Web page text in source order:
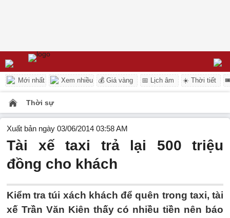
Mới nhất Xem nhiều 💰 Giá vàng 📅 Lịch âm ☀️ Thời tiết
Thời sự
Xuất bản ngày 03/06/2014 03:58 AM
Tài xế taxi trả lại 500 triệu
đồng cho khách
Kiểm tra túi xách khách để quên trong taxi, tài
xế Trần Văn Kiên thấy có nhiều tiền nên báo